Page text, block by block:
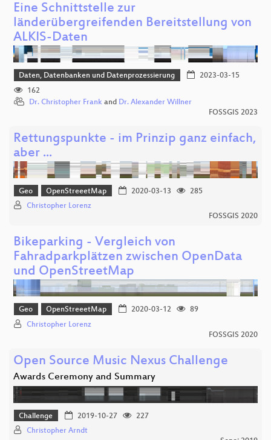
Eine Schnittstelle zur
länderübergreifenden Bereitstellung von
ALKIS-Daten
Daten, Datenbanken und Datenprozessierung
2023-03-15
162
Dr. Christopher Frank and Dr. Alexander Willner
FOSSGIS 2023
Rettungspunkte - im Prinzip ganz einfach,
aber ...
Geo OpenStreeetMap 2020-03-13
285
Christopher Lorenz
FOSSGIS 2020
Bikeparking - Vergleich von
Fahradparkplätzen zwischen OpenData
und OpenStreetMap
Geo OpenStreeetMap 2020-03-12
89
Christopher Lorenz
FOSSGIS 2020
Open Source Music Nexus Challenge
Awards Ceremony and Summary
Challenge 2019-10-27
227
Christopher Arndt